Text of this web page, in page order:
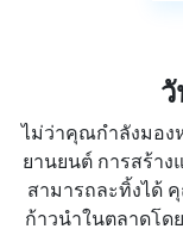
ไม่ว่าคุณกำลังมอง
ยานยนต์ การสร้า
สามารถละทิ้งได้
ก้าวนำในตลาดโด